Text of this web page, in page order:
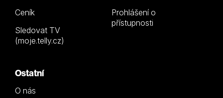
Ceník
Sledovat TV
(moje.telly.cz)
Prohlášení o
přístupnosti
Ostatní
O nás